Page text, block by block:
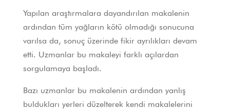
Yapılan araştırmalara dayandırılan makalenin
ardından tüm yağların kötü olmadığı sonucuna
varılsa da, sonuç üzerinde fikir ayrılıkları devam
etti. Uzmanlar bu makaleyi farklı açılardan
sorgulamaya başladı.
Bazı uzmanlar bu makalenin ardından yanlış
buldukları yerleri düzelterek kendi makalelerini